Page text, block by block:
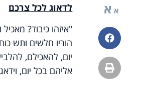
א א
פייסבוק
הדפסה
לדאוג לכל צרכם
"איזהו כיבוד?
הוריו חלשים ותש
יום, להאכילם,
אליהם בכל יום,